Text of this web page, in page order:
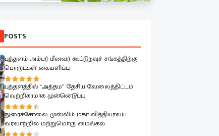
POSTS
புத்தளம் அம்பர் மீனவர் கூட்டுறவுச் சங்கத்திற்கு
பொருட்கள் கையளிப்பு.
புத்தளத்தில் "அத்தம” தேசிய வேலைத்திட்டம்
வெற்றிகரமாக முன்னெடுப்பு.
நுரைச்சோலை முஸ்லிம் மகா வித்தியாலய
வரலாற்றில் மற்றுமொரு மைல்கல்.